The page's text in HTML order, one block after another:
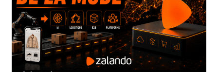
ALTERNATIVE
CRÉDIBLE
?